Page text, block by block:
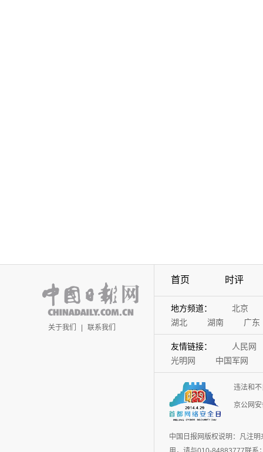
关于我们 | 联系我们
首页 时评
地方频道： 北京
湖北
湖南 广东
友情链接： 人民网
光明网
中国军网
违法和
京公网
中国日报网版权说明：凡注